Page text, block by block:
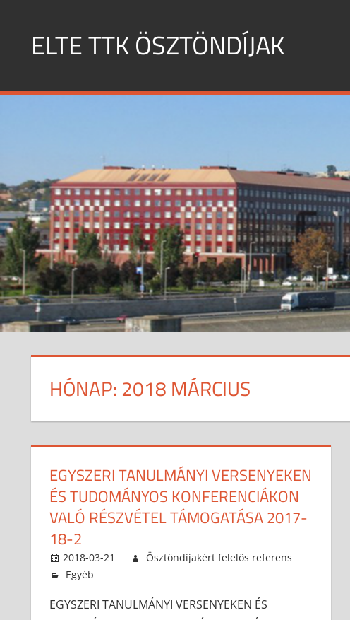
contentELTE TTK ÖSZTÖNDÍJAK
HÓNAP: 2018 MÁRCIUS
EGYSZERI TANULMÁNYI VERSENYEKEN
ÉS TUDOMÁNYOS KONFERENCIÁKON
VALÓ RÉSZVÉTEL TÁMOGATÁSA 2017-
18-2
2018-03-21
Ösztöndíjakért felelős referens
Egyéb
EGYSZERI TANULMÁNYI VERSENYEKEN ÉS